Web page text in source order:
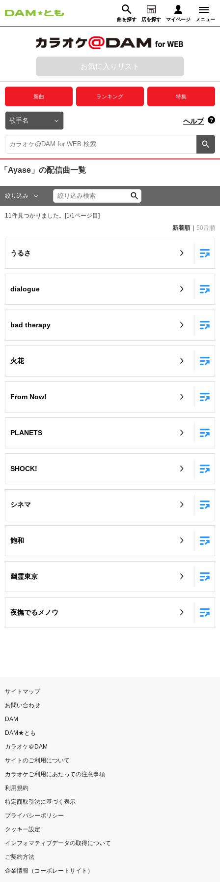
曲を探す 店を探す マイページ メニュー
動画からさがす 録音からさがす
ログイン
プレミアムサービス
DAM★とも動画
DAM★とも録音
カラオケ＠DAM
ユーザー検索
DAMの新曲・ランキングなど
自宅でカラオケ歌い放題！
お気に入りリスト
新曲 ランキング 特集
ヘルプ
「Ayase」 の配信曲一覧
絞り込み
11 件見つかりました。[1 /1 ページ目]
新着順
50音順
うるさ
dialogue
bad therapy
火花
From Now!
PLANETS
SHOCK!
シネマ
飽和
幽霊東京
夜撫でるメノウ
サイトマップ
お問い合わせ
DAM
DAM★とも
カラオケ＠DAM
サイトのご利用について
カラオケご利用にあたっての注意事項
利用規約
特定商取引法に基づく表示
プライバシーポリシー
クッキー設定
インフォマティブデータの取得について
ご契約方法
企業情報（コーポレートサイト）